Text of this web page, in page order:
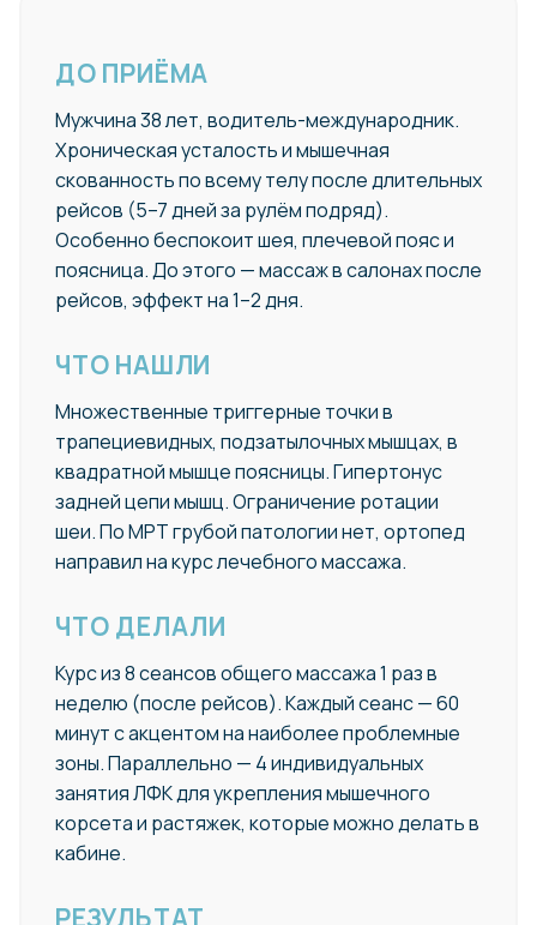
ДО ПРИЁМА
Мужчина 38 лет, водитель-международник.
Хроническая усталость и мышечная
скованность по всему телу после длительных
рейсов (5–7 дней за рулём подряд).
Особенно беспокоит шея, плечевой пояс и
поясница. До этого — массаж в салонах после
рейсов, эффект на 1–2 дня.
ЧТО НАШЛИ
Множественные триггерные точки в
трапециевидных, подзатылочных мышцах, в
квадратной мышце поясницы. Гипертонус
задней цепи мышц. Ограничение ротации
шеи. По МРТ грубой патологии нет, ортопед
направил на курс лечебного массажа.
ЧТО ДЕЛАЛИ
Курс из 8 сеансов общего массажа 1 раз в
неделю (после рейсов). Каждый сеанс — 60
минут с акцентом на наиболее проблемные
зоны. Параллельно — 4 индивидуальных
занятия ЛФК для укрепления мышечного
корсета и растяжек, которые можно делать в
кабине.
РЕЗУЛЬТАТ